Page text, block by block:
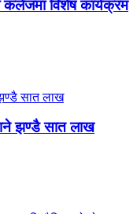
विशेष कार्यक्रम
झण्डै सात लाख